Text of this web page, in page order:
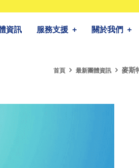
資訊 服務支援 + 關於我們 +
首頁 最新團體資訊 麥斯